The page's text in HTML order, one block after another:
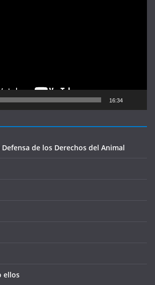
16:34
de los Derechos del Animal
ellos